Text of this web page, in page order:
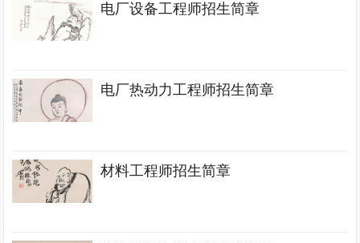
电厂设备工程师招生简章
电厂热动力工程师招生简章
材料工程师招生简章